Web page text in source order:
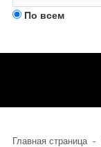
По всем
Главная страница -